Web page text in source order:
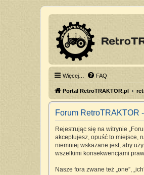
Więcej… FAQ
Portal RetroTRAKTOR.pl
Forum RetroTRAKTOR
Rejestrując się na witrynie
akceptujesz, opuść to miejsce,
niemniej wskazane jest, aby
wszelkimi konsekwencjami
Nasze fora zwane też „one”,